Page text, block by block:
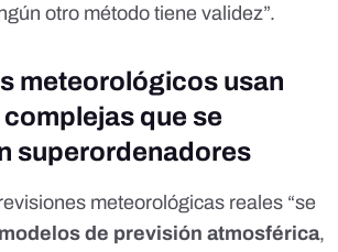
otro método tiene validez”.
meteorológicos usan
que se
superordenadores
meteorológicas reales “se
modelos de previsión atmosférica,